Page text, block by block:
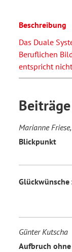
Beschreibung
Das Duale
Beruflichen
entspricht
Beiträge
Marianne
Blickpunkt
Glückwünsche
Günter Kutscha
Aufbruch